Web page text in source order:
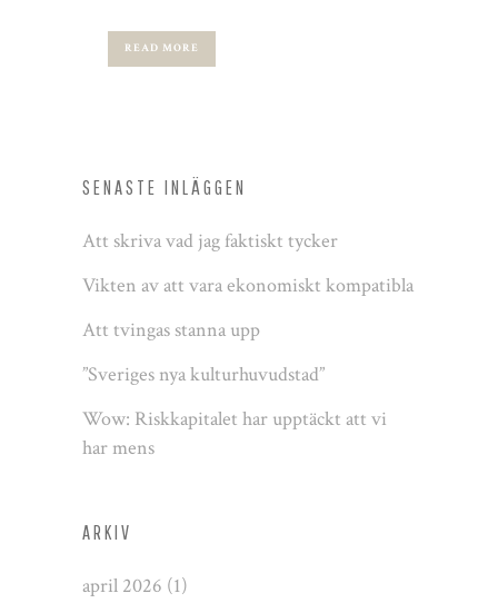
READ MORE
SENASTE INLÄGGEN
Att skriva vad jag faktiskt tycker
Vikten av att vara ekonomiskt kompatibla
Att tvingas stanna upp
”Sveriges nya kulturhuvudstad”
Wow: Riskkapitalet har upptäckt att vi
har mens
ARKIV
april 2026 (1)